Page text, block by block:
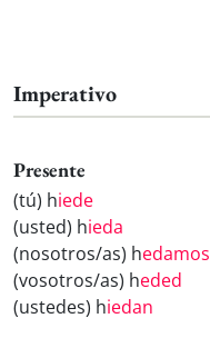
Imperativo
Presente
(tú) hiede
(usted) hieda
(nosotros/as) hedamos
(vosotros/as) heded
(ustedes) hiedan